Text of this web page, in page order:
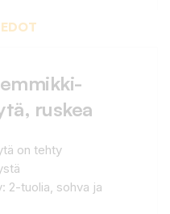
ruskea
on tehty
2-tuolia, sohva ja